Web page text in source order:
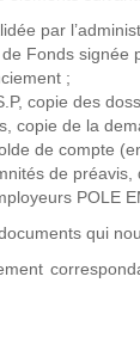
par
Fonds
;
copie des
copie de la
de compte
de
POLE
qui